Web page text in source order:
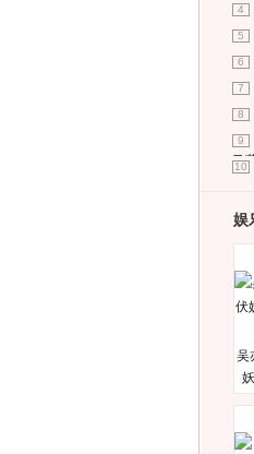
4
5
6
7
8
9
马
10
娱
吴